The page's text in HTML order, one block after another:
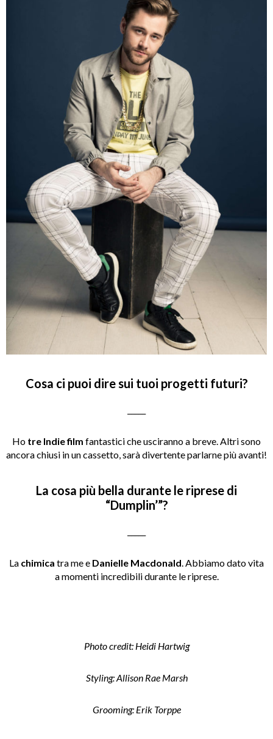
Cosa ci puoi dire sui tuoi progetti futuri?
Ho tre Indie film fantastici che usciranno a breve. Altri sono
ancora chiusi in un cassetto, sarà divertente parlarne più avanti!
La cosa più bella durante le riprese di
“Dumplin’”?
La chimica tra me e Danielle Macdonald . Abbiamo dato vita
a momenti incredibili durante le riprese.
Photo credit: Heidi Hartwig
Styling: Allison Rae Marsh
Grooming: Erik Torppe